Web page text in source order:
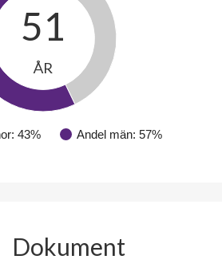
43% Andel män: 57%
51
ÅR
Dokument